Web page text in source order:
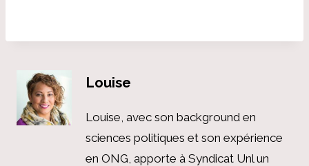
Louise
Louise, avec son background en
sciences politiques et son expérience
en ONG, apporte à Syndicat Unl un